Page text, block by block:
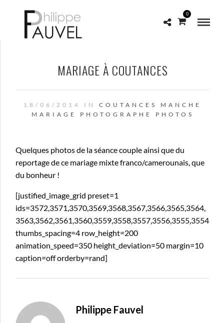
0
MARIAGE À COUTANCES
18/06/2014 IN COUTANCES
MANCHE
MARIAGE
PHOTOGRAPHE PHOTOS
Quelques photos de la séance couple ainsi que du
reportage de ce mariage mixte franco/camerounais, que
du bonheur !
[justified_image_grid preset=1
ids=3572,3571,3570,3569,3568,3567,3566,3565,3564,
3563,3562,3561,3560,3559,3558,3557,3556,3555,3554
thumbs_spacing=4 row_height=200
animation_speed=350 height_deviation=50 margin=10
caption=off orderby=rand]
Philippe Fauvel